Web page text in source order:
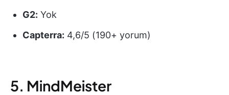
G2: Yok
Capterra: 4,6/5 (190+ yorum)
5. MindMeister